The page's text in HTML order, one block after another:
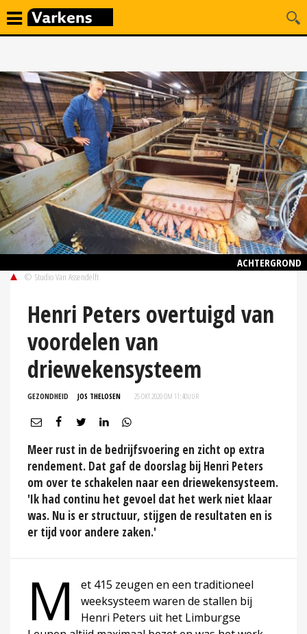
ACHTERGROND
© Studio Van Assendelft
Henri Peters overtuigd van
voordelen van
driewekensysteem
GEZONDHEID JOS THELOSEN 25 OKT 2020 OM 11:40UUR
Meer rust in de bedrijfsvoering en zicht op extra
rendement. Dat gaf de doorslag bij Henri Peters
om over te schakelen naar een driewekensysteem.
'Ik had continu het gevoel dat het werk niet klaar
was. Nu is er structuur, stijgen de resultaten en is
er tijd voor andere zaken.'
M
et 415 zeugen en een traditioneel
weeksysteem waren de stallen bij
Henri Peters uit het Limburgse